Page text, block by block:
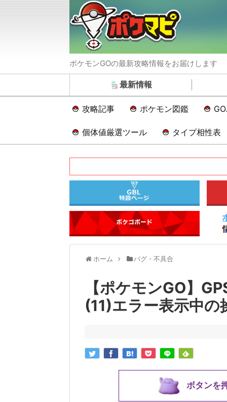
ポケモンGOの最新攻略情報をお届けします
最新情報
攻略記事 ポケモン図鑑
個体値厳選ツール タイプ相性表
ホーム バグ・不具合
【ポケモンGO】
(11)エラー表示中の
ボタンを